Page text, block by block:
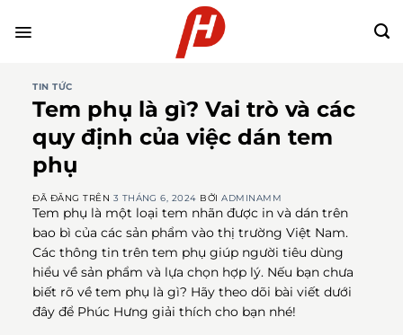
đến
TIN TỨC
Tem phụ là gì? Vai trò và các
quy định của việc dán tem
phụ
ĐÃ ĐĂNG TRÊN 3 THÁNG 6, 2024 BỞIADMINAMM
Tem phụ là một loại tem nhãn được in và dán trên
bao bì của các sản phẩm vào thị trường Việt Nam.
Các thông tin trên tem phụ giúp người tiêu dùng
hiểu về sản phẩm và lựa chọn hợp lý. Nếu bạn chưa
biết rõ về tem phụ là gì? Hãy theo dõi bài viết dưới
đây để Phúc Hưng giải thích cho bạn nhé!